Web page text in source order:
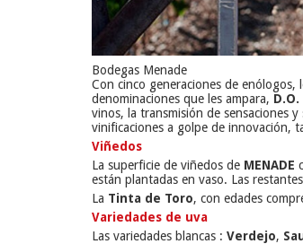
Bodegas Menade
Con cinco generaciones de enólogos,
denominaciones que les ampara,
vinos, la transmisión de sensaciones
vinificaciones a golpe de innovación,
Viñedos
La superficie de viñedos de MENADE
están plantadas en vaso. Las
La Tinta de Toro, con edades
Variedades de uva
Las variedades blancas : Verdejo,